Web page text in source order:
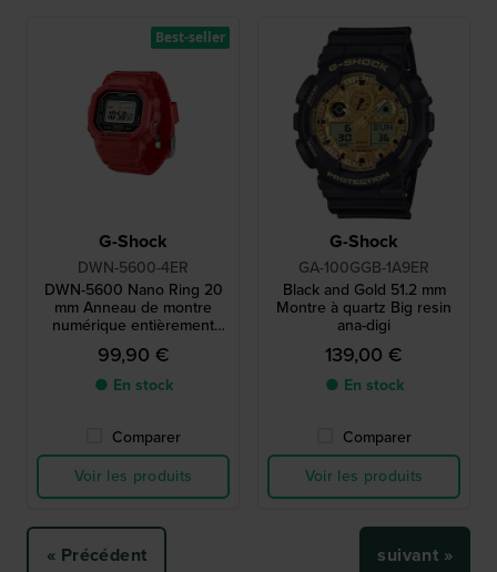
G-Shock
DWN-5600-4ER
DWN-5600 Nano Ring 20
mm Anneau de montre
numérique entièrement
fonctionnel avec design
DW-5600
99,90 €
● En stock
Comparer
Voir les produits
Best-seller
G-Shock
GA-100GGB-1A9ER
Black and Gold 51.2 mm
Montre à quartz Big resin
ana-digi
139,00 €
● En stock
Comparer
Voir les produits
« Précédent suivant »